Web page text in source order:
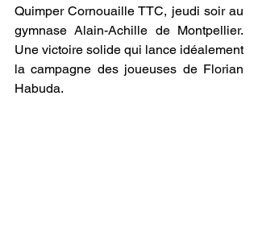
Quimper Cornouaille TTC, jeudi soir au
gymnase Alain-Achille de Montpellier.
Une victoire solide qui lance idéalement
la campagne des joueuses de Florian
Habuda.